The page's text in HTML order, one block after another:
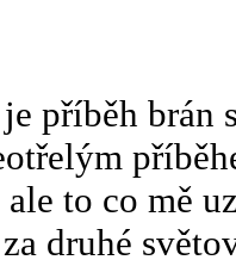
příběh brán
ale to co mě
za druhé